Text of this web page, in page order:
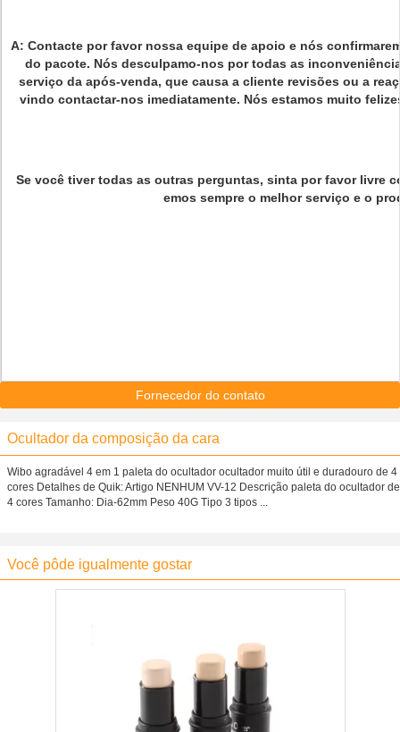
A: Contacte por favor nossa equipe de apoio e nós
do pacote. Nós desculpamo-nos por todas as
serviço da após-venda, que causa a cliente revisões ou a
vindo contactar-nos imediatamente. Nós estamos muito
Se você tiver todas as outras perguntas, sinta por favor livre
emos sempre o melhor serviço e o
Fornecedor do contato
Ocultador da composição da cara
Wibo agradável 4 em 1 paleta do ocultador ocultador muito útil e duradouro de 4
cores Detalhes de Quik: Artigo NENHUM VV-12 Descrição paleta do ocultador de
4 cores Tamanho: Dia-62mm Peso 40G Tipo 3 tipos ...
Você pôde igualmente gostar